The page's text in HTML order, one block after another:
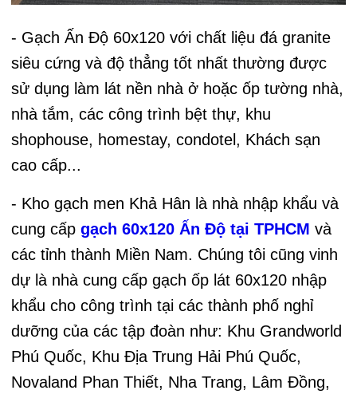
- Gạch Ấn Độ 60x120 với chất liệu đá granite
siêu cứng và độ thẳng tốt nhất thường được
sử dụng làm lát nền nhà ở hoặc ốp tường nhà,
nhà tắm, các công trình bệt thự, khu
shophouse, homestay, condotel, Khách sạn
cao cấp...
- Kho gạch men Khả Hân là nhà nhập khẩu và
cung cấpgạch 60x120 Ấn Độ tại TPHCM và
các tỉnh thành Miền Nam. Chúng tôi cũng vinh
dự là nhà cung cấp gạch ốp lát 60x120 nhập
khẩu cho công trình tại các thành phố nghỉ
dưỡng của các tập đoàn như: Khu Grandworld
Phú Quốc, Khu Địa Trung Hải Phú Quốc,
Novaland Phan Thiết, Nha Trang, Lâm Đồng,